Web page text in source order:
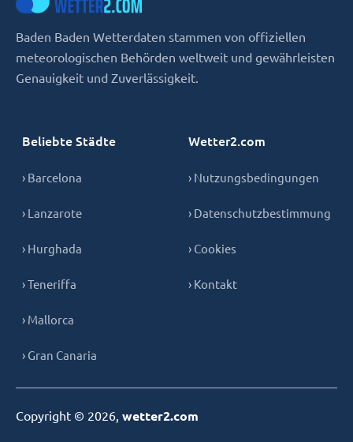
Baden Baden Wetterdaten stammen von offiziellen
meteorologischen Behörden weltweit und gewährleisten
Genauigkeit und Zuverlässigkeit.
Beliebte Städte
› Barcelona
› Lanzarote
› Hurghada
› Teneriffa
› Mallorca
› Gran Canaria
Wetter2.com
› Nutzungsbedingungen
› Datenschutzbestimmung
› Cookies
› Kontakt
Copyright © 2026, wetter2.com